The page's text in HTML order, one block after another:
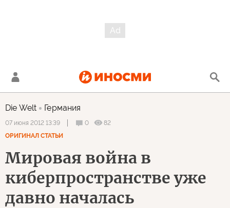
Die Welt Германия
07 июня 2012 13:39 0
82
ОРИГИНАЛ СТАТЬИ
Мировая война в
киберпространстве уже
давно началась